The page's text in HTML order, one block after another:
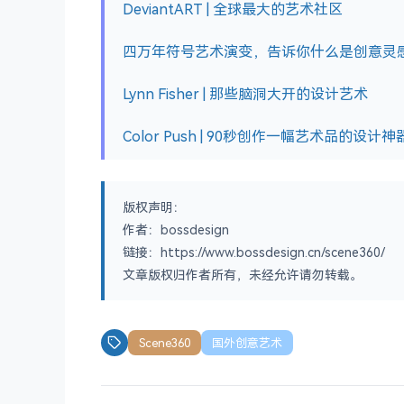
DeviantART | 全球最大的艺术社区
四万年符号艺术演变，告诉你什么是创意灵
Lynn Fisher | 那些脑洞大开的设计艺术
Color Push | 90秒创作一幅艺术品的设计神
版权声明：
作者：bossdesign
链接：https://www.bossdesign.cn/scene360/
文章版权归作者所有，未经允许请勿转载。
Scene360 国外创意艺术